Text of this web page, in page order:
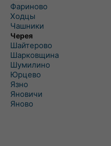
Фариново
Ходцы
Чашники
Черея
Шайтерово
Шарковщина
Шумилино
Юрцево
Язно
Яновичи
Яново